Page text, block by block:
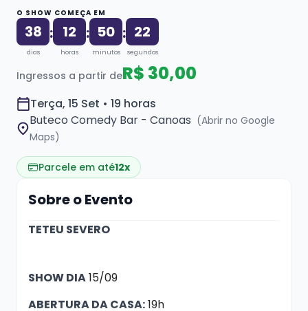
O SHOW COMEÇA EM
38
dias
: 12
horas
: 50
minutos
: 21
segundos
Ingressos a partir deR$ 30,00
Terça, 15 Set • 19 horas
Buteco Comedy Bar - Canoas (Abrir no Google
Maps)
Parcele em até12x
Sobre o Evento
TETEU SEVERO
SHOW DIA15/09
ABERTURA DA CASA:19h